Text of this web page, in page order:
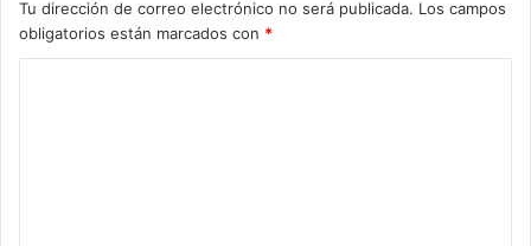
Tu dirección de correo electrónico no será publicada. Los campos
obligatorios están marcados con *